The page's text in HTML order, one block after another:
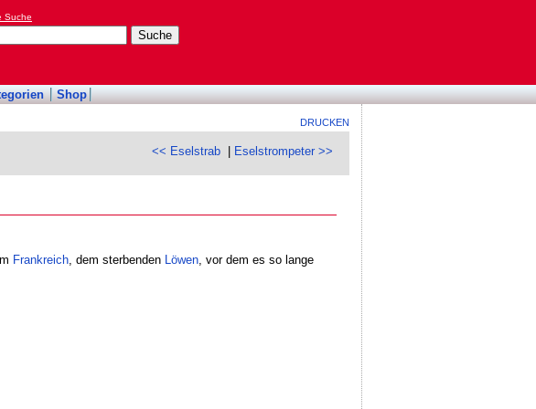
Suche
Shop
DRUCKEN
<< Eselstrab Eselstrompeter >>
Frankreich , dem sterbenden Löwen , vor dem es so lange